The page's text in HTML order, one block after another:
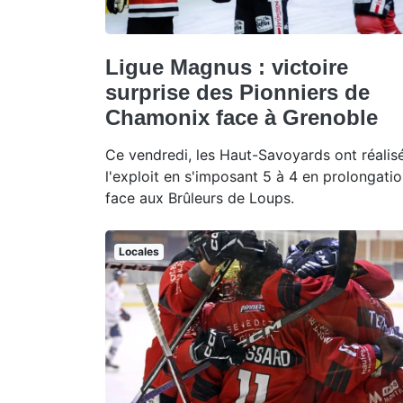
Ligue Magnus : victoire
surprise des Pionniers de
Chamonix face à Grenoble
Ce vendredi, les Haut-Savoyards ont
l'exploit en s'imposant 5 à 4 en
face aux Brûleurs de Loups.
Locales